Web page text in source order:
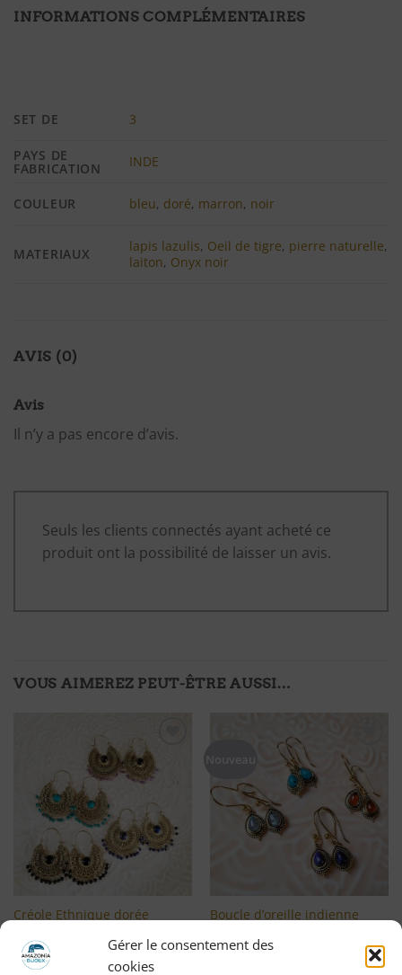
Gérer le consentement des
cookies
INFORMATIONS COMPLÉMENTAIRES
SET DE 3
PAYS DE
FABRICATION INDE
COULEUR bleu, doré, marron, noir
MATERIAUX lapis lazulis, Oeil de tigre, pierre naturelle,
laiton, Onyx noir
AVIS (0)
Avis
Il n’y a pas encore d’avis.
Seuls les clients connectés ayant acheté ce
produit ont la possibilité de laisser un avis.
VOUS AIMEREZ PEUT-ÊTRE AUSSI…
Ajouter
à ma
liste
Créole Ethnique dorée
LIRE LA SUITE
Ajouter
à ma
liste
d'envies
Boucle d’oreille indienne